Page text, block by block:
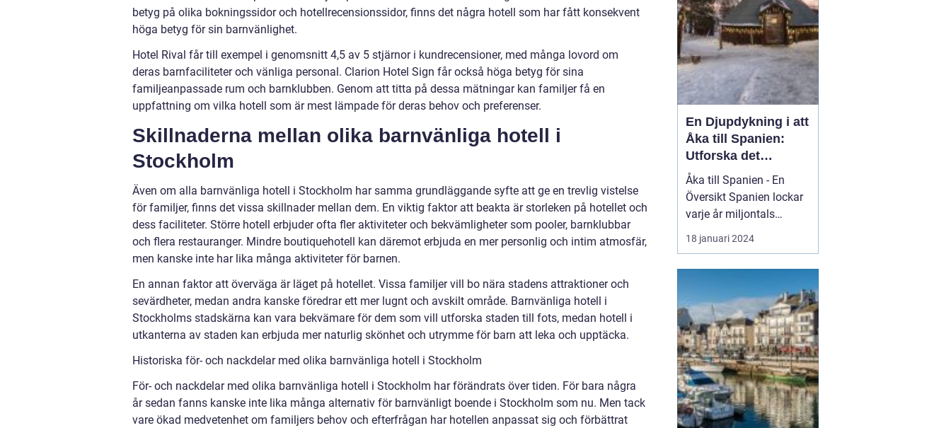
betyg på olika bokningssidor och hotellrecensionssidor, finns det några hotell som har fått konsekvent
höga betyg för sin barnvänlighet.
Hotel Rival får till exempel i genomsnitt 4,5 av 5 stjärnor i kundrecensioner, med många lovord om
deras barnfaciliteter och vänliga personal. Clarion Hotel Sign får också höga betyg för sina
familjeanpassade rum och barnklubben. Genom att titta på dessa mätningar kan familjer få en
uppfattning om vilka hotell som är mest lämpade för deras behov och preferenser.
Skillnaderna mellan olika barnvänliga hotell i
Stockholm
Även om alla barnvänliga hotell i Stockholm har samma grundläggande syfte att ge en trevlig vistelse
för familjer, finns det vissa skillnader mellan dem. En viktig faktor att beakta är storleken på hotellet och
dess faciliteter. Större hotell erbjuder ofta fler aktiviteter och bekvämligheter som pooler, barnklubbar
och flera restauranger. Mindre boutiquehotell kan däremot erbjuda en mer personlig och intim atmosfär,
men kanske inte har lika många aktiviteter för barnen.
En annan faktor att överväga är läget på hotellet. Vissa familjer vill bo nära stadens attraktioner och
sevärdheter, medan andra kanske föredrar ett mer lugnt och avskilt område. Barnvänliga hotell i
Stockholms stadskärna kan vara bekvämare för dem som vill utforska staden till fots, medan hotell i
utkanterna av staden kan erbjuda mer naturlig skönhet och utrymme för barn att leka och upptäcka.
Historiska för- och nackdelar med olika barnvänliga hotell i Stockholm
För- och nackdelar med olika barnvänliga hotell i Stockholm har förändrats över tiden. För bara några
år sedan fanns kanske inte lika många alternativ för barnvänligt boende i Stockholm som nu. Men tack
vare ökad medvetenhet om familjers behov och efterfrågan har hotellen anpassat sig och förbättrat
En Djupdykning i att
Åka till Spanien:
Utforska det
Mångfacetterade
Spanien
Åka till Spanien - En
Översikt Spanien lockar
varje år miljontals
besökare med sina
fantastiska stränder, rika
varierade geografi och
klimat erbjuder Spanien
något för alla smaker.
Oavsett om du är ute
eft...
18 januari 2024